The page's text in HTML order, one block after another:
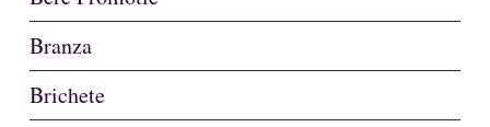
Branza
Brichete